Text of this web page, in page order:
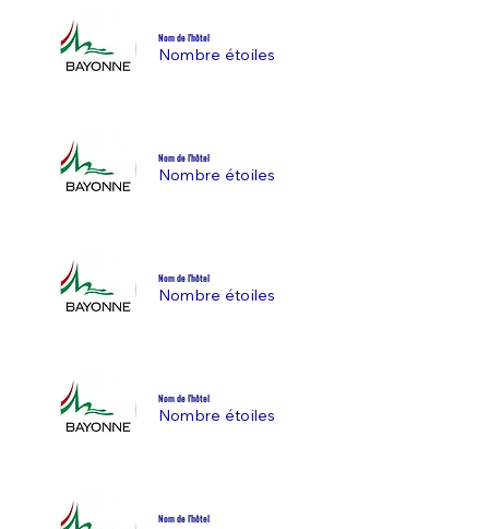
Nom de l'hôtel
Nombre étoiles
Nom de l'hôtel
Nombre étoiles
Nom de l'hôtel
Nombre étoiles
Nom de l'hôtel
Nombre étoiles
Nom de l'hôtel